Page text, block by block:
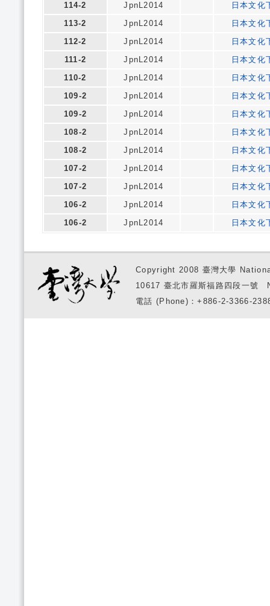
114-2
JpnL2014
日本文化
113-2
JpnL2014
日本文化
112-2
JpnL2014
日本文化
111-2
JpnL2014
日本文化
110-2
JpnL2014
日本文化
109-2
JpnL2014
日本文化
109-2
JpnL2014
日本文化
108-2
JpnL2014
日本文化
108-2
JpnL2014
日本文化
107-2
JpnL2014
日本文化
107-2
JpnL2014
日本文化
106-2
JpnL2014
日本文化
106-2
JpnL2014 日本文化
Copyright 2008 臺灣大學
10617 臺北市羅斯福路四段一
電話 (Phone)：+886-2-3366-